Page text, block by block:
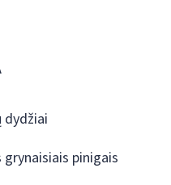
dydžiai
pinigais